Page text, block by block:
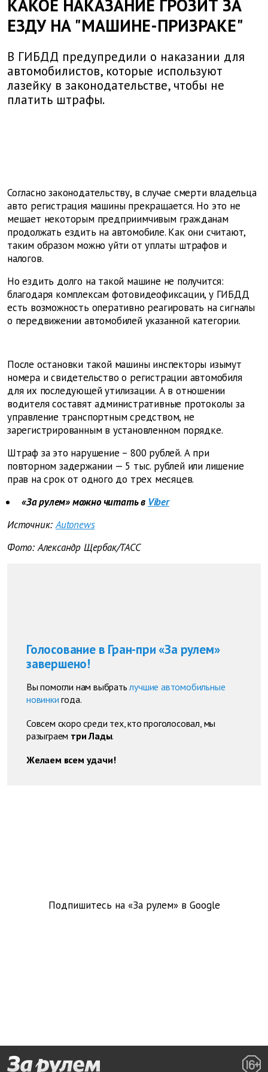
КАКОЕ НАКАЗАНИЕ ГРОЗИТ ЗА
ЕЗДУ НА "МАШИНЕ-ПРИЗРАКЕ"
В ГИБДД предупредили о наказании для
автомобилистов, которые используют
лазейку в законодательстве, чтобы не
платить штрафы.
Согласно законодательству, в случае смерти владельца
авто регистрация машины прекращается. Но это не
мешает некоторым предприимчивым гражданам
продолжать ездить на автомобиле. Как они считают,
таким образом можно уйти от уплаты штрафов и
налогов.
Но ездить долго на такой машине не получится:
благодаря комплексам фотовидеофиксации, у ГИБДД
есть возможность оперативно реагировать на сигналы
о передвижении автомобилей указанной категории.
После остановки такой машины инспекторы изымут
номера и свидетельство о регистрации автомобиля
для их последующей утилизации. А в отношении
водителя составят административные протоколы за
управление транспортным средством, не
зарегистрированным в установленном порядке.
Штраф за это нарушение – 800 рублей. А при
повторном задержании — 5 тыс. рублей или лишение
прав на срок от одного до трех месяцев.
«За рулем» можно читать в Viber
Источник: Autonews
Фото: Александр Щербак/ТАСС
Голосование в Гран-при «За рулем»
завершено!
Вы помогли нам выбрать лучшие автомобильные
новинки года.
Совсем скоро среди тех, кто проголосовал, мы
разыграем три Лады.
Желаем всем удачи!
Подпишитесь на «За рулем» в Google